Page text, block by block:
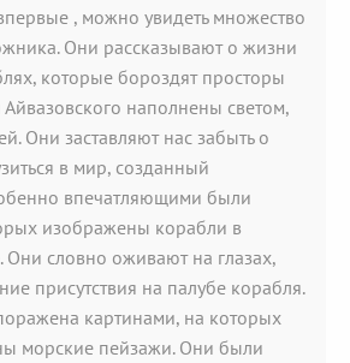
, можно увидеть множество
Они рассказывают о жизни
которые бороздят просторы
наполнены светом,
Они заставляют нас забыть о
в мир, созданный
впечатляющими были
изображены корабли в
словно оживают на глазах,
присутствия на палубе корабля.
картинами, на которых
морские пейзажи. Они были